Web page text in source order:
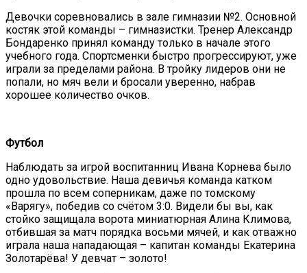
Девочки соревновались в зале гимназии №2. Основной
костяк этой команды – гимназистки. Тренер Александр
Бондаренко принял команду только в начале этого
учебного года. Спортсменки быстро прогрессируют, уже
играли за пределами района. В тройку лидеров они не
попали, но мяч вели и бросали уверенно, набрав
хорошее количество очков.
Футбол
Наблюдать за игрой воспитанниц Ивана Корнева было
одно удовольствие. Наша девичья команда катком
прошла по всем соперникам, даже по томскому
«Варягу», победив со счётом 3:0. Видели бы вы, как
стойко защищала ворота миниатюрная Алина Климова,
отбившая за матч порядка восьми мячей, и как отважно
играла наша нападающая – капитан команды Екатерина
Золотарёва! У девчат – золото!